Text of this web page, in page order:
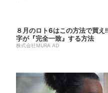
８月のロト6はこの方法で買え
字が『完全一致』する方法
株式会社MURA AD